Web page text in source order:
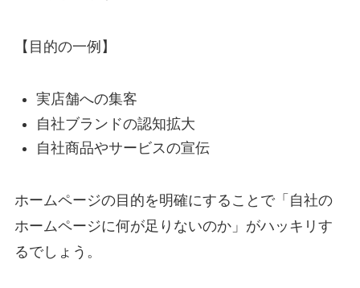
【目的の一例】
実店舗への集客
自社ブランドの認知拡大
自社商品やサービスの宣伝
ホームページの目的を明確にすることで「自社の
ホームページに何が足りないのか」がハッキリす
るでしょう。